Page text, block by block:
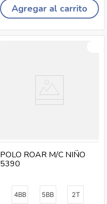
Agregar al carrito
4BB 5BB 2T
POLO ROAR M/C NIÑO
5390